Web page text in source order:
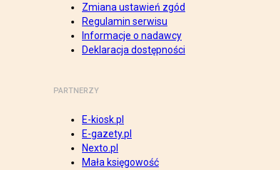
Zmiana ustawień zgód
Regulamin serwisu
Informacje o nadawcy
Deklaracja dostępności
PARTNERZY
E-kiosk.pl
E-gazety.pl
Nexto.pl
Mała księgowość